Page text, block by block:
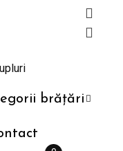
brățări